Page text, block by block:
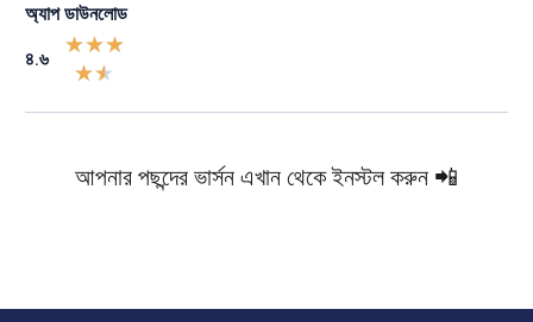
অ্যাপ ডাউনলোড
৪.৬
★★★
★★
আপনার পছন্দের ভার্সন এখান থেকে ইনস্টল করুন 📲